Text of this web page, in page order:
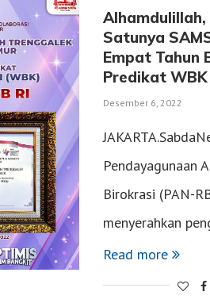
Alhamdulillah,
Satunya
Empat Tahun
Predikat WBK
Desember 6, 2022
Pendayagunaan
Birokrasi (PAN-
menyerahkan
Read more